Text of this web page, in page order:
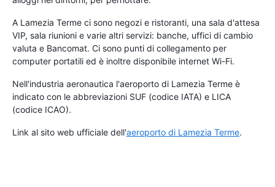
A Lamezia Terme ci sono negozi e ristoranti, una sala d'attesa
VIP, sala riunioni e varie altri servizi: banche, uffici di cambio
valuta e Bancomat. Ci sono punti di collegamento per
computer portatili ed è inoltre disponibile internet Wi-Fi.
Nell'industria aeronautica l'aeroporto di Lamezia Terme è
indicato con le abbreviazioni SUF (codice IATA) e LICA
(codice ICAO).
Link al sito web ufficiale dell'aeroporto di Lamezia Terme.